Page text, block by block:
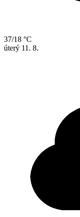
37/18 °C
úterý 11. 8.